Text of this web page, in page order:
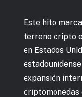
Este hito
terreno cripto
en Estados
expansión
criptomonedas